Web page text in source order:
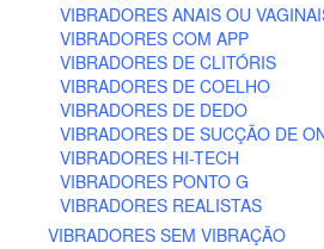
VIBRADORES ANAIS OU
VIBRADORES COM APP
VIBRADORES DE CLITÓRIS
VIBRADORES DE COELHO
VIBRADORES DE DEDO
VIBRADORES DE SUCÇÃO DE
VIBRADORES HI-TECH
VIBRADORES PONTO G
VIBRADORES REALISTAS
VIBRADORES SEM VIBRAÇÃO